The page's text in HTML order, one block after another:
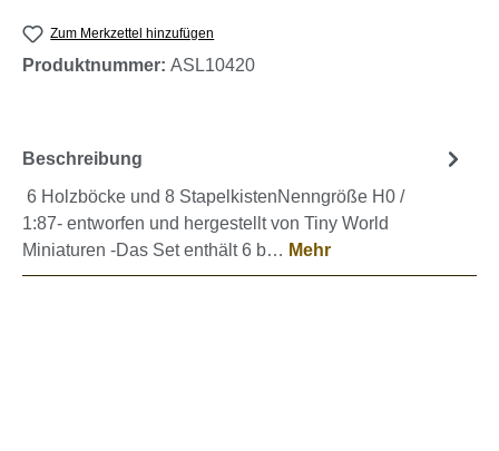
Zum Merkzettel hinzufügen
Produktnummer: ASL10420
Beschreibung
6 Holzböcke und 8 StapelkistenNenngröße H0 /
1:87- entworfen und hergestellt von Tiny World
Miniaturen -Das Set enthält 6 b… Mehr